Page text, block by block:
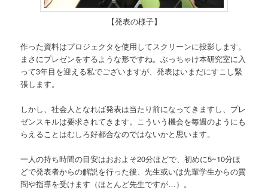
【発表の様子】
作った資料はプロジェクタを使用してスクリーンに投影します。
まさにプレゼンをするような形ですね。ぶっちゃけ本研究室に入
って3年目を迎える私でございますが、発表はいまだにすこし緊
張します。
しかし、社会人となれば発表は当たり前になってきますし、プレ
ゼンスキルは要求されてきます。こういう機会を毎週のようにも
らえることはむしろ好都合なのではないかと思います。
一人の持ち時間の目安はおおよそ20分ほどで、初めに5~10分ほ
どで発表者からの解説を行った後、先生或いは先輩学生からの質
問や指導を受けます（ほとんど先生ですが…）。